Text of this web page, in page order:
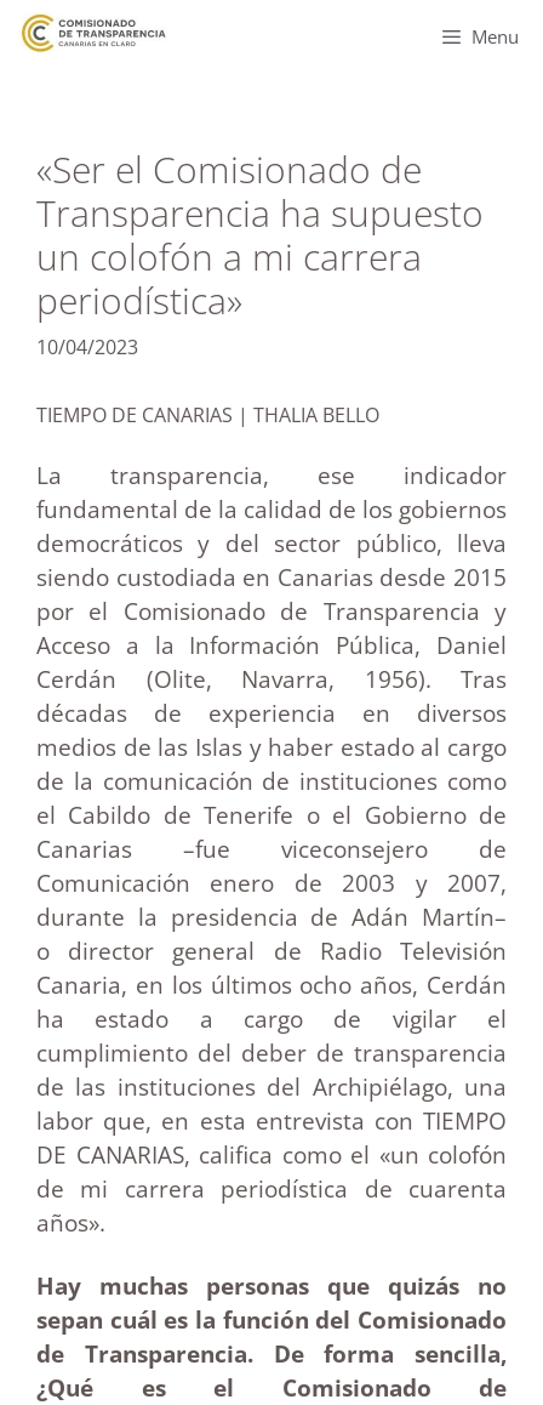
Menu
«Ser el Comisionado de
Transparencia ha supuesto
un colofón a mi carrera
periodística»
10/04/2023
TIEMPO DE CANARIAS | THALIA BELLO
La transparencia, ese indicador
fundamental de la calidad de los gobiernos
democráticos y del sector público, lleva
siendo custodiada en Canarias desde 2015
por el Comisionado de Transparencia y
Acceso a la Información Pública, Daniel
Cerdán (Olite, Navarra, 1956). Tras
décadas de experiencia en diversos
medios de las Islas y haber estado al cargo
de la comunicación de instituciones como
el Cabildo de Tenerife o el Gobierno de
Canarias –fue viceconsejero de
Comunicación enero de 2003 y 2007,
durante la presidencia de Adán Martín–
o director general de Radio Televisión
Canaria, en los últimos ocho años, Cerdán
ha estado a cargo de vigilar el
cumplimiento del deber de transparencia
de las instituciones del Archipiélago, una
labor que, en esta entrevista con TIEMPO
DE CANARIAS, califica como el «un colofón
de mi carrera periodística de cuarenta
años».
Hay muchas personas que quizás no
sepan cuál es la función del Comisionado
de Transparencia. De forma sencilla,
¿Qué es el Comisionado de